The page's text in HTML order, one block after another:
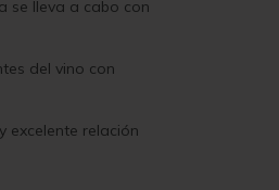
se lleva a cabo con
del vino con
excelente relación